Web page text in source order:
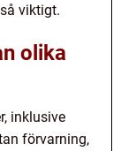
viktigt.
olika
inklusive
förvarning,